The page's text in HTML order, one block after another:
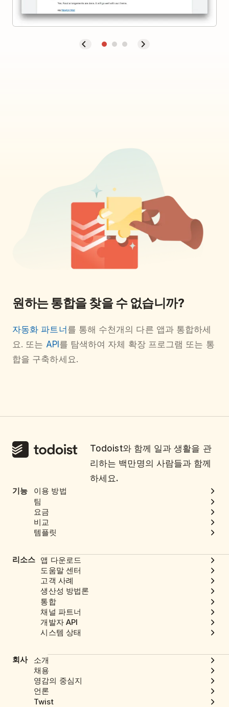
원하는 통합을 찾을 수 없습니까?
자동화 파트너 를 통해 수천개의 다른 앱과 통합하세
요. 또는 API 를 탐색하여 자체 확장 프로그램 또는 통
합을 구축하세요.
Todoist와 함께 일과 생활을 관
리하는 백만명의 사람들과 함께
하세요.
기능
이용 방법
팀
요금
비교
템플릿
리소스 앱 다운로드
도움말 센터
고객 사례
생산성 방법론
통합
채널 파트너
개발자 API
시스템 상태
회사
소개
채용
영감의 중심지
언론
Twist